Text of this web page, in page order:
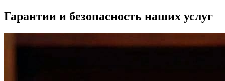
Гарантии и безопасность наших услуг